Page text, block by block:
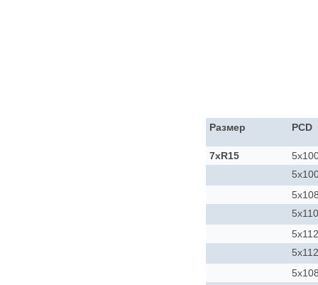
Размер PCD
7xR15
5x110
5x112
5x112